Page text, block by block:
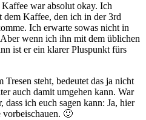
war absolut okay. Ich
Kaffee, den ich in der 3rd
Ich erwarte sowas nicht in
wenn ich ihn mit dem üblichen
ist er ein klarer Pluspunkt fürs
steht, bedeutet das ja nicht
auch damit umgehen kann. War
dass ich euch sagen kann: Ja, hier
🙂